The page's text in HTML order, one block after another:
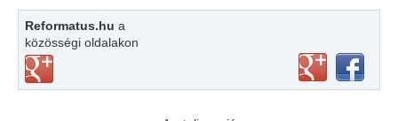
Reformatus.hu a
közösségi oldalakon